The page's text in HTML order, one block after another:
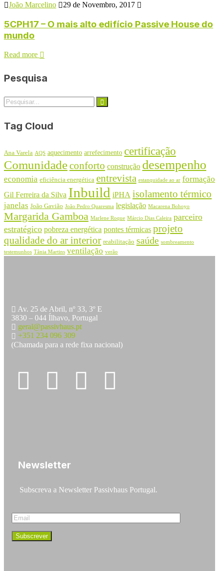
João Marcelino 29 de Novembro, 2017
5CPH17 – O mais alto edifício Passive House do
mundo
Read more
Pesquisa
Tag Cloud
Ana Varela AQS aquecimento arrefecimento certificação
Comunidadeconforto construção desempenho
economia eficiência energética entrevista estanquidade ao ar formação
Gil Ferreira da Silva Inbuild iPHA isolamento térmico
janelas João Gavião João Pedro Quaresma legislação Macarena Bohoyo
Margarida Gamboa Marlene Roque Márcio Dias Caleira parceiro
estratégico pobreza energética pontes térmicas projeto
qualidade do ar interior reabilitação saúde sombreamento
testemunhos Tânia Martins ventilação verão
Av. 25 de Abril, nº 33, 3º E
3830 – 044 Ílhavo, Portugal
geral@passivhaus.pt
+351 234 096 309
(Chamada para a rede fixa nacional)
Newsletter
Subscreva a Newsletter Passivhaus Portugal.